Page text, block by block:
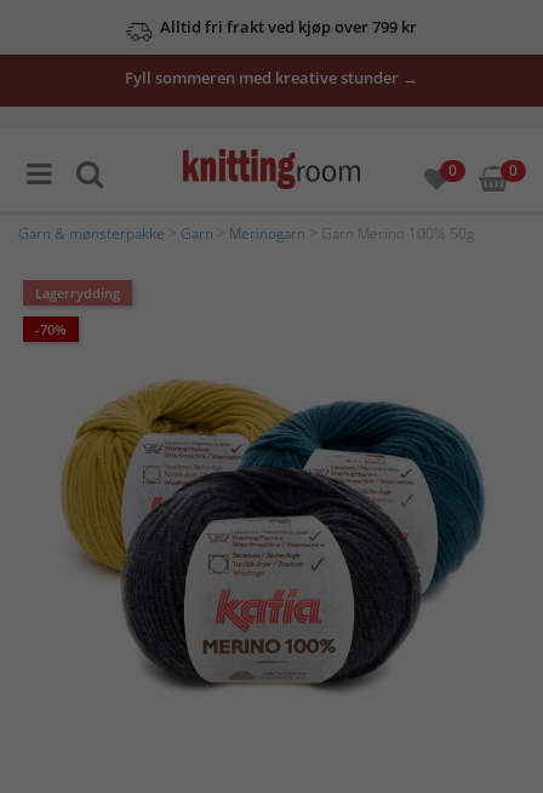
Alltid fri frakt ved kjøp over 799 kr
Fyll sommeren med kreative stunder →
0 0
Garn & mønsterpakke Garn Merinogarn > Garn Merino 100% 50g
Lagerrydding
-70%